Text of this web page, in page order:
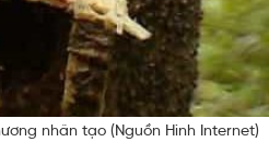
nhân tạo (Nguồn Hình Internet)